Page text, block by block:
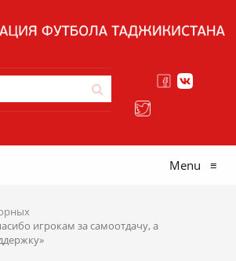
Menu ≡
игрокам за самоотдачу, а